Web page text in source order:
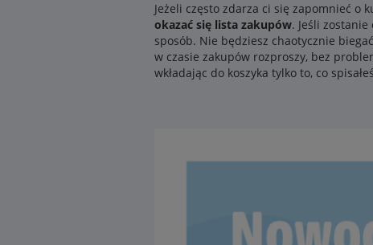
Jeżeli często zdarza ci się zapomnieć
okazać się lista zakupów. Jeśli
sposób. Nie będziesz chaotycznie
w czasie zakupów rozproszy, bez
wkładając do koszyka tylko to, co